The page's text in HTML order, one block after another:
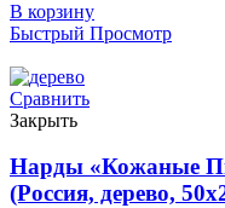
В корзину
Быстрый Просмотр
Сравнить
Закрыть
Нарды «Кожаные
(Россия, дерево,